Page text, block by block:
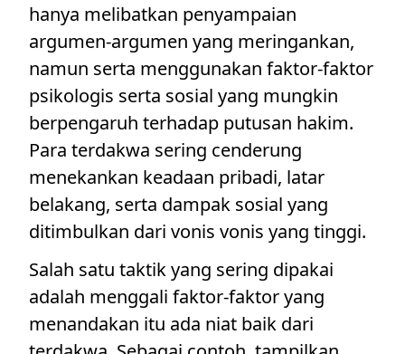
hanya melibatkan penyampaian
argumen-argumen yang meringankan,
namun serta menggunakan faktor-faktor
psikologis serta sosial yang mungkin
berpengaruh terhadap putusan hakim.
Para terdakwa sering cenderung
menekankan keadaan pribadi, latar
belakang, serta dampak sosial yang
ditimbulkan dari vonis vonis yang tinggi.
Salah satu taktik yang sering dipakai
adalah menggali faktor-faktor yang
menandakan itu ada niat baik dari